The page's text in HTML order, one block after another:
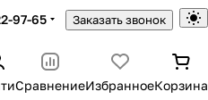
97-65 Заказать звонок
СравнениеИзбранноеКорзина